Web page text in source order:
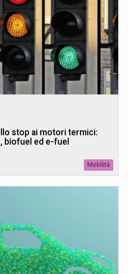
stop ai motori termici:
biofuel ed e-fuel
Mobilità